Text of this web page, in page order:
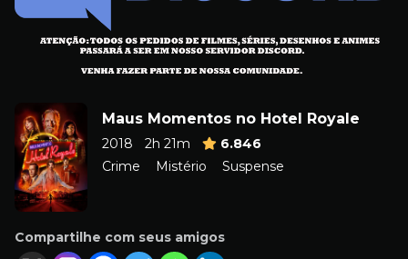
Maus Momentos no Hotel Royale
2018 2h 21m
6.846
Crime
Mistério Suspense
Compartilhe com seus amigos